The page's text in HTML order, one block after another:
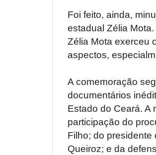
Foi feito, ainda,
estadual Zélia
Zélia Mota exerceu
aspectos,
A comemoração
documentários
Estado do Ceará. A
participação do
Filho; do
Queiroz; e da